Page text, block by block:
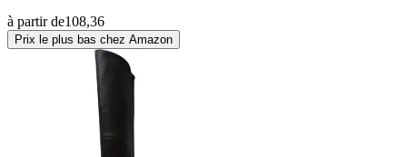
à partir de108,36
Prix le plus bas chez Amazon